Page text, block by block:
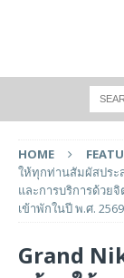
HOME
ให้ทุกท่านสัมผัสปร
และการบริการด้วย
เข้าพักในปี พ.ศ.
Grand